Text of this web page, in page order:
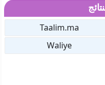
Taalim.ma
Waliye